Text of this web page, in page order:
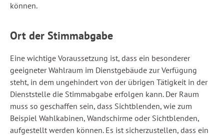
können.
Ort der Stimmabgabe
Eine wichtige Voraussetzung ist, dass ein besonderer
geeigneter Wahlraum im Dienstgebäude zur Verfügung
steht, in dem ungehindert von der übrigen Tätigkeit in der
Dienststelle die Stimmabgabe erfolgen kann. Der Raum
muss so geschaffen sein, dass Sichtblenden, wie zum
Beispiel Wahlkabinen, Wandschirme oder Sichtblenden,
aufgestellt werden können. Es ist sicherzustellen, dass ein